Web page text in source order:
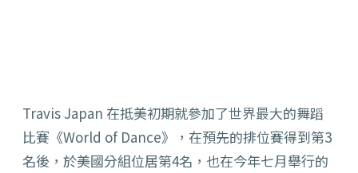
Travis Japan 在抵美初期就參加了世界最大的舞蹈
比賽《World of Dance》，在預先的排位賽得到第3
名後，於美國分組位居第4名，也在今年七月舉行的